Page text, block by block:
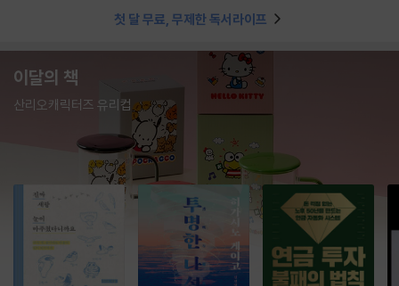
첫 달 무료, 무제한 독서라이프
이달의 책
산리오캐릭터즈 유리컵